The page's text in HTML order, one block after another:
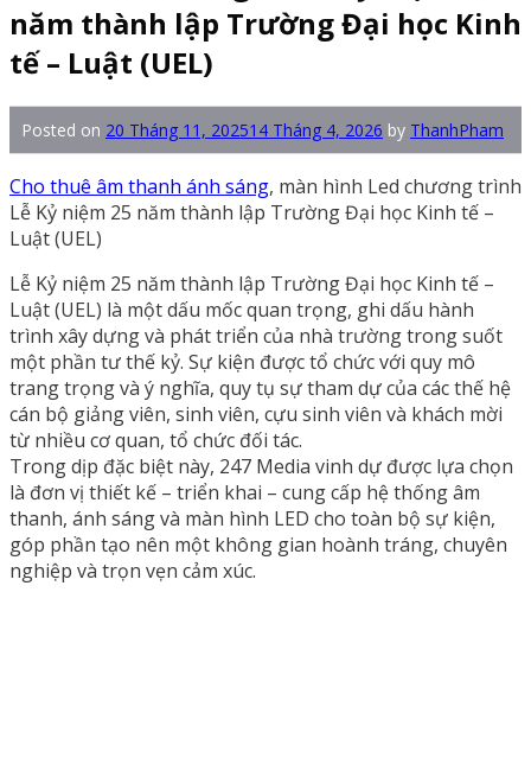
năm thành lập Trường Đại học Kinh
tế – Luật (UEL)
Posted on 20 Tháng 11, 202514 Tháng 4, 2026 by ThanhPham
Cho thuê âm thanh ánh sáng, màn hình Led chương trình
Lễ Kỷ niệm 25 năm thành lập Trường Đại học Kinh tế –
Luật (UEL)
Lễ Kỷ niệm 25 năm thành lập Trường Đại học Kinh tế –
Luật (UEL) là một dấu mốc quan trọng, ghi dấu hành
trình xây dựng và phát triển của nhà trường trong suốt
một phần tư thế kỷ. Sự kiện được tổ chức với quy mô
trang trọng và ý nghĩa, quy tụ sự tham dự của các thế hệ
cán bộ giảng viên, sinh viên, cựu sinh viên và khách mời
từ nhiều cơ quan, tổ chức đối tác.
Trong dịp đặc biệt này, 247 Media vinh dự được lựa chọn
là đơn vị thiết kế – triển khai – cung cấp hệ thống âm
thanh, ánh sáng và màn hình LED cho toàn bộ sự kiện,
góp phần tạo nên một không gian hoành tráng, chuyên
nghiệp và trọn vẹn cảm xúc.